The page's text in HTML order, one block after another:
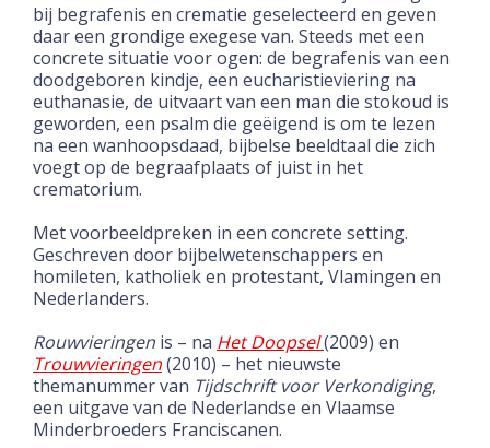
bij begrafenis en crematie geselecteerd en geven
daar een grondige exegese van. Steeds met een
concrete situatie voor ogen: de begrafenis van een
doodgeboren kindje, een eucharistieviering na
euthanasie, de uitvaart van een man die stokoud is
geworden, een psalm die geëigend is om te lezen
na een wanhoopsdaad, bijbelse beeldtaal die zich
voegt op de begraafplaats of juist in het
crematorium.
Met voorbeeldpreken in een concrete setting.
Geschreven door bijbelwetenschappers en
homileten, katholiek en protestant, Vlamingen en
Nederlanders.
Rouwvieringen is – na Het Doopsel(2009) en
Trouwvieringen(2010) – het nieuwste
themanummer van Tijdschrift voor Verkondiging,
een uitgave van de Nederlandse en Vlaamse
Minderbroeders Franciscanen.